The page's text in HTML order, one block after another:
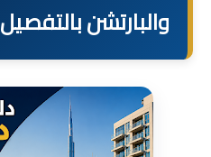
والبارتشن بالتفصيل